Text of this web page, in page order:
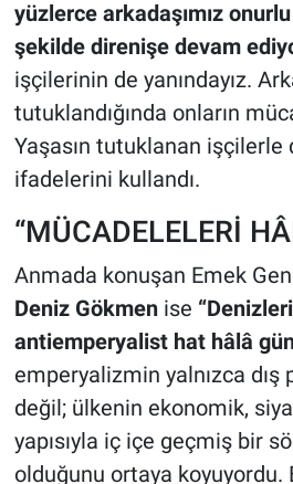
yüzlerce arkadaşımız
şekilde direnişe devam
işçilerinin de yanındayız.
tutuklandığında onların
Yaşasın tutuklanan işçilerle
ifadelerini kullandı.
“MÜCADELELERİ
Anmada konuşan Emek
Deniz Gökmenise
antiemperyalist hat hâlâ
emperyalizmin yalnızca
değil; ülkenin ekonomik,
yapısıyla iç içe geçmiş bir
olduğunu ortaya koyuyordu.